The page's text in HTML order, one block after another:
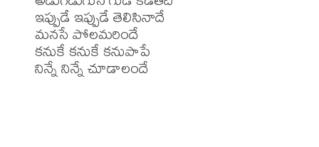
ఇప్పుడే ఇప్పుడే తెలిసినాదే
మనసే పోలమరిందే
కనుకే కనుకే కనుపాపే